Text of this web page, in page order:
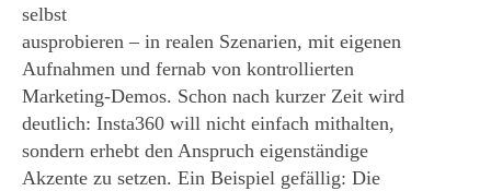
selbst
ausprobieren – in realen Szenarien, mit eigenen
Aufnahmen und fernab von kontrollierten
Marketing-Demos. Schon nach kurzer Zeit wird
deutlich: Insta360 will nicht einfach mithalten,
sondern erhebt den Anspruch eigenständige
Akzente zu setzen. Ein Beispiel gefällig: Die